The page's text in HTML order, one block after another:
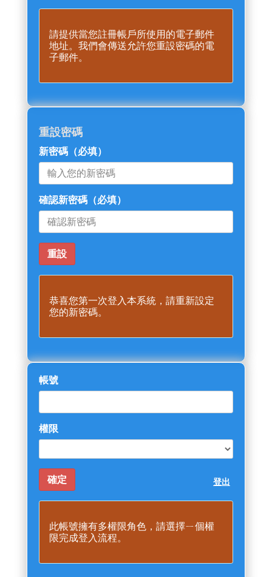
請提供當您註冊帳戶所使用的電子郵件
地址。我們會傳送允許您重設密碼的電
子郵件。
重設密碼
新密碼 （必填）
確認新密碼 （必填）
恭喜您第一次登入本系統，請重新設定
您的新密碼。
帳號
權限
登出
此帳號擁有多權限角色，請選擇ㄧ個權
限完成登入流程。